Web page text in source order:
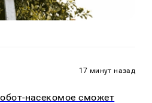
17 минут назад
насекомое сможет